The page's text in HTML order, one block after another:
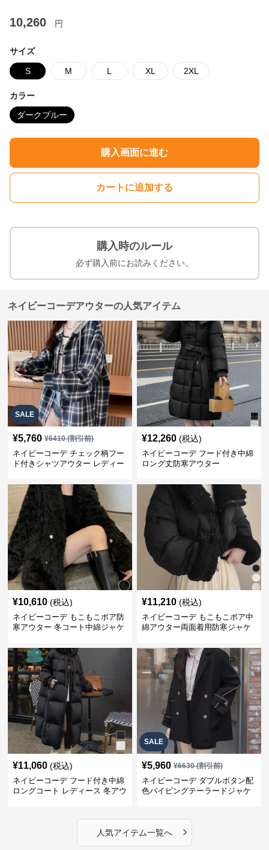
10,260 円
サイズ
S M L XL 2XL
カラー
ダークブルー
購入画面に進む
カートに追加する
購入時のルール
必ず購入前にお読みください。
ネイビーコーデアウターの人気アイテム
SALE
¥5,760 ¥6410(割引前)
ネイビーコーデ チェック柄フー
ド付きシャツアウター レディー
¥12,260 (税込)
ネイビーコーデ フード付き中綿
ロング丈防寒アウター
¥10,610 (税込)
ネイビーコーデ もこもこボア防
寒アウター 冬コート中綿ジャケ
¥11,210 (税込)
ネイビーコーデ もこもこボア中
綿アウター両面着用防寒ジャケ
¥11,060 (税込)
ネイビーコーデ フード付き中綿
ロングコート レディース 冬アウ
SALE
¥5,960 ¥6630(割引前)
ネイビーコーデ ダブルボタン配
色パイピングテーラードジャケ
人気アイテム一覧へ ›